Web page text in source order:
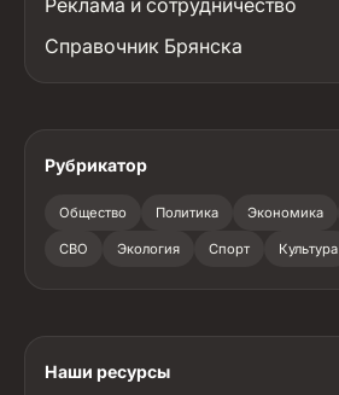
Справочник Брянска
Рубрикатор
Общество Политика Экономика
СВО Экология Спорт Культура
Наши ресурсы